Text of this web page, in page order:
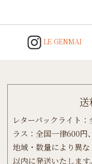
LE GENMAI
送
レターパックライト
ラス：全国一律600
地域・数量により異
以内に発送いたします。